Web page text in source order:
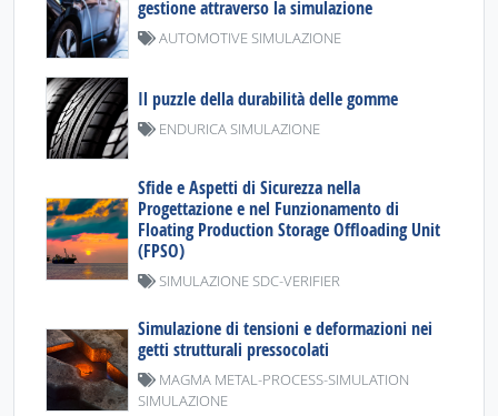
gestione attraverso la simulazione
AUTOMOTIVE SIMULAZIONE
Il puzzle della durabilità delle gomme
ENDURICA SIMULAZIONE
Sfide e Aspetti di Sicurezza nella
Progettazione e nel Funzionamento di
Floating Production Storage Offloading Unit
(FPSO)
SIMULAZIONE SDC-VERIFIER
Simulazione di tensioni e deformazioni nei
getti strutturali pressocolati
MAGMA METAL-PROCESS-SIMULATION
SIMULAZIONE